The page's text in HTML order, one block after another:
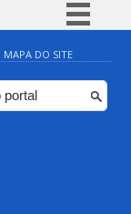
BR
MAPA DO SITE